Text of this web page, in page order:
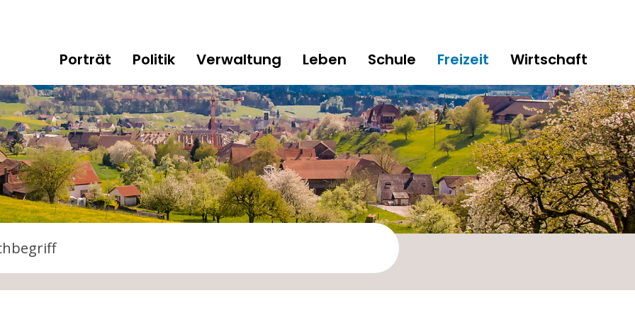
Hauptnavigation
Porträt Politik Verwaltung Leben Schule Freizeit Wirtschaft